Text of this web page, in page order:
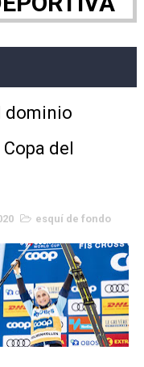
Heights ponen fin
10
con Jason
- La delegación
dominio
del
esquí de fondo